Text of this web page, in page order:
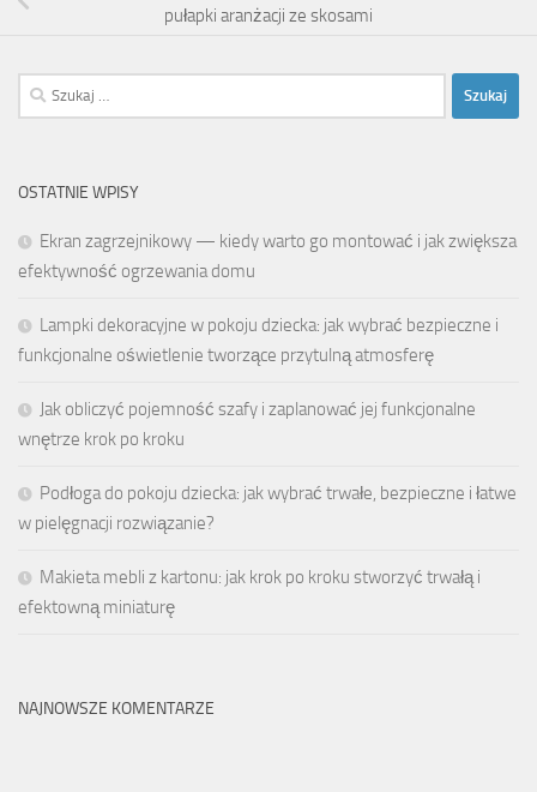
pułapki aranżacji ze skosami
Szukaj:
OSTATNIE WPISY
Ekran zagrzejnikowy — kiedy warto go montować i jak zwiększa
efektywność ogrzewania domu
Lampki dekoracyjne w pokoju dziecka: jak wybrać bezpieczne i
funkcjonalne oświetlenie tworzące przytulną atmosferę
Jak obliczyć pojemność szafy i zaplanować jej funkcjonalne
wnętrze krok po kroku
Podłoga do pokoju dziecka: jak wybrać trwałe, bezpieczne i łatwe
w pielęgnacji rozwiązanie?
Makieta mebli z kartonu: jak krok po kroku stworzyć trwałą i
efektowną miniaturę
NAJNOWSZE KOMENTARZE